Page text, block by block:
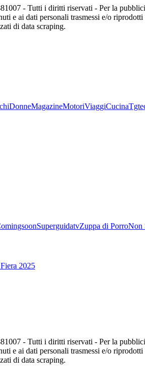
- Tutti i diritti riservati - Per la
e ai dati personali trasmessi e/o
di data scraping.
DonneMagazineMotoriViaggiCucina
SuperguidatvZuppa di PorroNon
2025
- Tutti i diritti riservati - Per la
e ai dati personali trasmessi e/o
di data scraping.